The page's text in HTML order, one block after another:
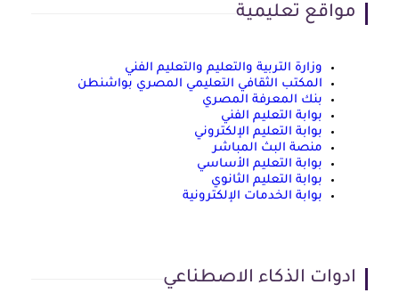
مواقع تعليمية
وزارة التربية والتعليم والتعليم الفني
المكتب الثقافي التعليمي المصري بواشنطن
بنك المعرفة المصري
بوابة التعليم الفني
بوابة التعليم الإلكتروني
منصة البث المباشر
بوابة التعليم الأساسي
بوابة التعليم الثانوي
بوابة الخدمات الإلكترونية
ادوات الذكاء الاصطناعي